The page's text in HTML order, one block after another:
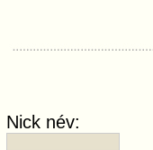
Nick név: